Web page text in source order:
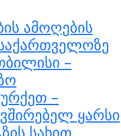
ამოღების
–
–
ყარსი
სახით